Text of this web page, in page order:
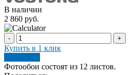
В наличии
2 860 руб.
- +
Купить в 1 клик
Фотообои состоят из 12 листов.